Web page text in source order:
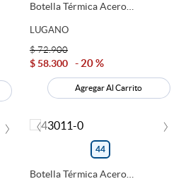
Botella Térmica Acero
644940
LUGANO
$ 72.900
$ 58.300 20 %
Agregar Al Carrito
› ‹ ›
44
Botella Térmica Acero